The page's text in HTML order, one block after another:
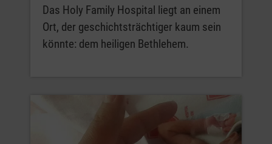
Das Holy Family Hospital liegt an einem
Ort, der geschichtsträchtiger kaum sein
könnte: dem heiligen Bethlehem.